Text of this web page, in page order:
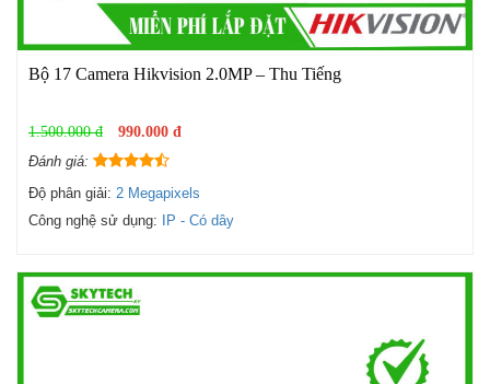
Bộ 17 Camera Hikvision 2.0MP – Thu Tiếng
1.500.000 đ
990.000 đ
Đánh giá:
Độ phân giải: 2 Megapixels
Công nghệ sử dụng: IP - Có dây